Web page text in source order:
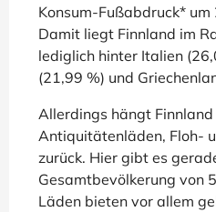
Konsum-Fußabdruck*
Damit liegt Finnland im
lediglich hinter Italien
(21,99 %) und
Allerdings hängt
Antiquitätenläden, Floh-
zurück. Hier gibt es
Gesamtbevölkerung von
Läden bieten vor allem